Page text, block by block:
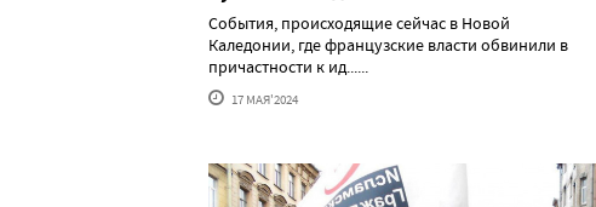
События, происходящие сейчас в Новой
Каледонии, где французские власти обвинили в
причастности к ид......
17 МАЯ'2024